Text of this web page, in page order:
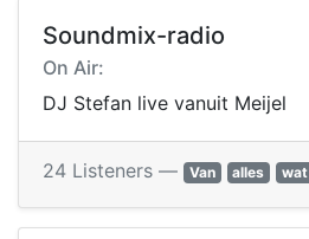
Soundmix-radio
On Air:
DJ Stefan live vanuit Meijel
24 Listeners — Van alles wat